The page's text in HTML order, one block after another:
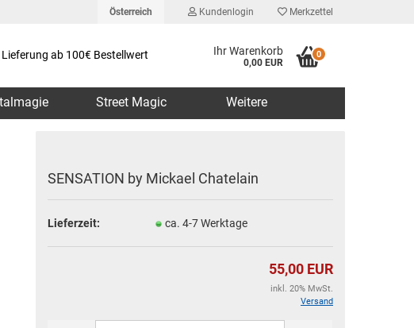
Österreich Kundenlogin
Konto erstellen
Merkzettel
Lieferung ab 100€ Bestellwert Ihr Warenkorb
0,00 EUR
0
Street Magic Weitere
SENSATION by Mickael Chatelain
Lieferzeit: ca. 4-7 Werktage
55,00 EUR
inkl. 20% MwSt.
Versand